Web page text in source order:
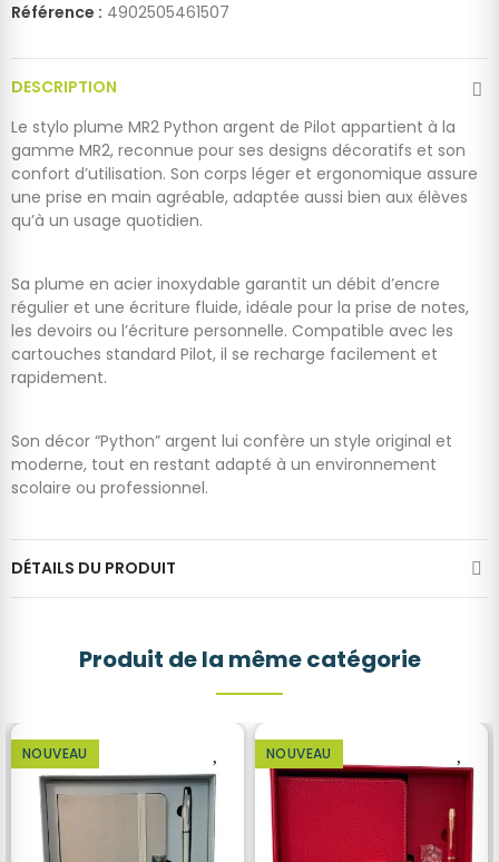
Référence : 4902505461507
DESCRIPTION
Le stylo plume MR2 Python argent de Pilot appartient à la
gamme MR2, reconnue pour ses designs décoratifs et son
confort d’utilisation. Son corps léger et ergonomique assure
une prise en main agréable, adaptée aussi bien aux élèves
qu’à un usage quotidien.
Sa plume en acier inoxydable garantit un débit d’encre
régulier et une écriture fluide, idéale pour la prise de notes,
les devoirs ou l’écriture personnelle. Compatible avec les
cartouches standard Pilot, il se recharge facilement et
rapidement.
Son décor “Python” argent lui confère un style original et
moderne, tout en restant adapté à un environnement
scolaire ou professionnel.
DÉTAILS DU PRODUIT
Produit de la même catégorie
NOUVEAU NOUVEAU